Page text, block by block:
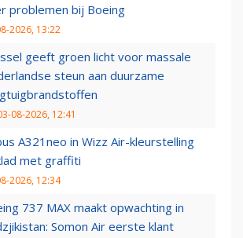
problemen bij Boeing
2026, 13:22
geeft groen licht voor massale
steun aan duurzame
08-2026, 12:41
A321neo in Wizz Air-kleurstelling
met graffiti
2026, 12:34
737 MAX maakt opwachting in
Somon Air eerste klant